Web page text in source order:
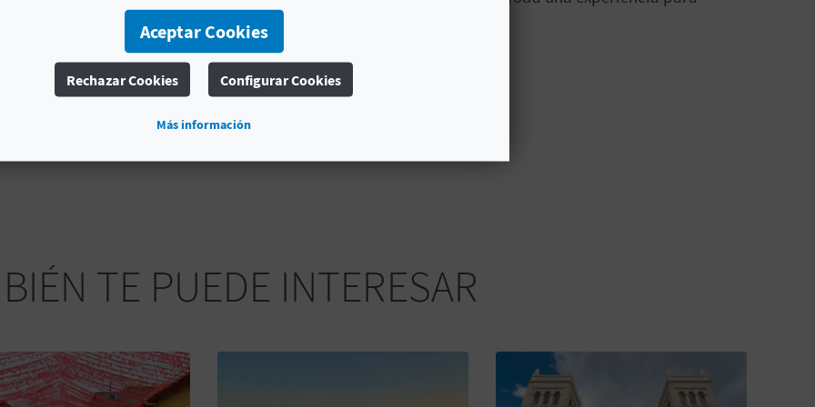
descubrir uno de los imprescindibles en tu visita a Alicante.
MÁS INFORMACIÓN
TE PUEDE INTERESAR
Aceptar Cookies
Rechazar Cookies Configurar Cookies
Más información